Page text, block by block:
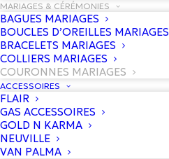
MARIAGES & CÉRÉMONIES
BAGUES MARIAGES
BOUCLES D’OREILLES MARIAGES
BRACELETS MARIAGES
COLLIERS MARIAGES
COURONNES MARIAGES
ACCESSOIRES
FLAIR
GAS ACCESSOIRES
GOLD N KARMA
NEUVILLE
VAN PALMA